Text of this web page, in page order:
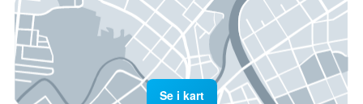
Se i kart